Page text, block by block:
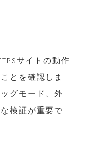
サイトの動作
とを確認しま
グモード、外
検証が重要で